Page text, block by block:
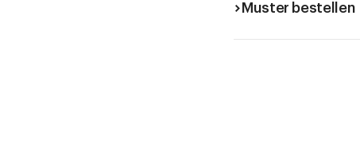
Muster bestellen